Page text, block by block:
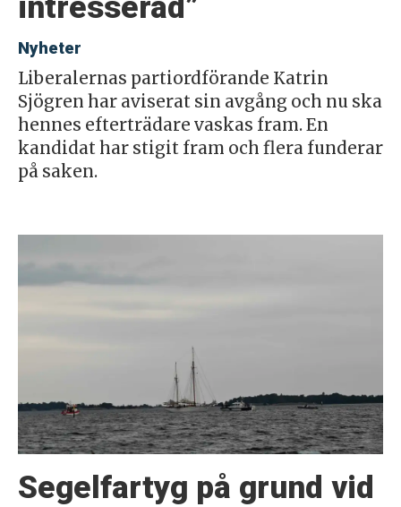
Nyheter
Liberalernas partiordförande Katrin
Sjögren har aviserat sin avgång och nu ska
hennes efterträdare vaskas fram. En
kandidat har stigit fram och flera funderar
på saken.
Segelfartyg på grund vid